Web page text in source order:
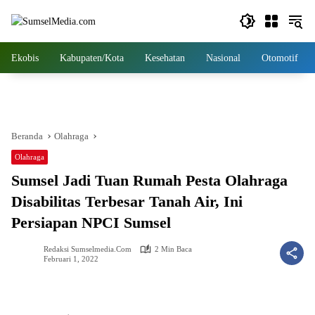
Ekobis Kabupaten/Kota Kesehatan Nasional Otomotif
Beranda Olahraga
Olahraga
Sumsel Jadi Tuan Rumah Pesta Olahraga
Disabilitas Terbesar Tanah Air, Ini
Persiapan NPCI Sumsel
Redaksi Sumselmedia.com
2 Min Baca
Februari 1, 2022